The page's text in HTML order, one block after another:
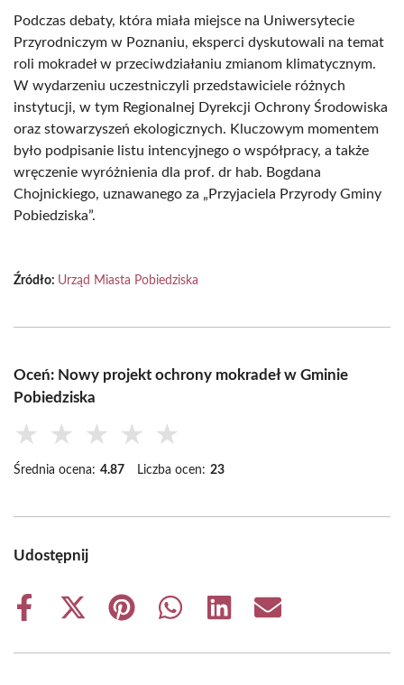
Podczas debaty, która miała miejsce na Uniwersytecie
Przyrodniczym w Poznaniu, eksperci dyskutowali na temat
roli mokradeł w przeciwdziałaniu zmianom klimatycznym.
W wydarzeniu uczestniczyli przedstawiciele różnych
instytucji, w tym Regionalnej Dyrekcji Ochrony Środowiska
oraz stowarzyszeń ekologicznych. Kluczowym momentem
było podpisanie listu intencyjnego o współpracy, a także
wręczenie wyróżnienia dla prof. dr hab. Bogdana
Chojnickiego, uznawanego za „Przyjaciela Przyrody Gminy
Pobiedziska”.
Źródło: Urząd Miasta Pobiedziska
Oceń: Nowy projekt ochrony mokradeł w Gminie
Pobiedziska
★ ★ ★ ★ ★
Średnia ocena: 4.87 Liczba ocen: 23
Udostępnij
Share
Share
(Twitter)
Share
Share
Share
Share